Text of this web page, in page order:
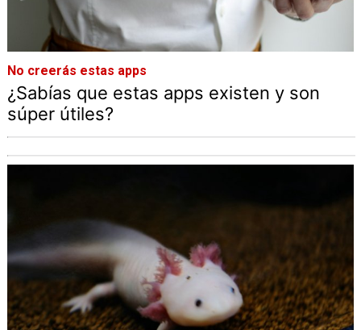
No creerás estas apps
¿Sabías que estas apps existen y son
súper útiles?